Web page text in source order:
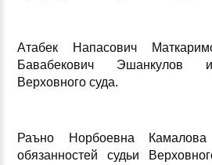
Атабек Напасович
Бавабекович Эшанкулов
Верховного суда.
Раъно Норбоевна
обязанностей судьи